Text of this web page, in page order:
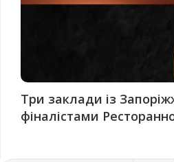
Три заклади із
фіналістами